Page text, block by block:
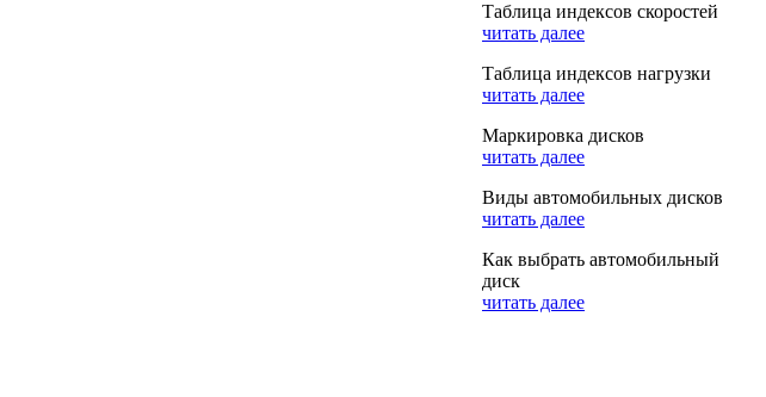
Таблица индексов скоростей
читать далее
Таблица индексов нагрузки
читать далее
Маркировка дисков
читать далее
Виды автомобильных дисков
читать далее
Как выбрать автомобильный
диск
читать далее